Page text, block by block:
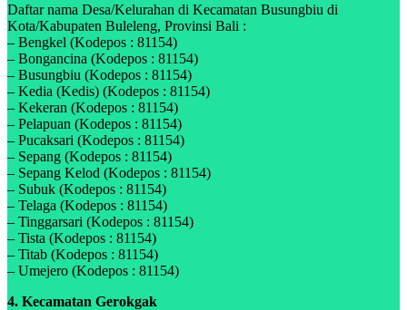
Daftar nama Desa/Kelurahan di Kecamatan Busungbiu di
Kota/Kabupaten Buleleng, Provinsi Bali :
– Bengkel (Kodepos : 81154)
– Bongancina (Kodepos : 81154)
– Busungbiu (Kodepos : 81154)
– Kedia (Kedis) (Kodepos : 81154)
– Kekeran (Kodepos : 81154)
– Pelapuan (Kodepos : 81154)
– Pucaksari (Kodepos : 81154)
– Sepang (Kodepos : 81154)
– Sepang Kelod (Kodepos : 81154)
– Subuk (Kodepos : 81154)
– Telaga (Kodepos : 81154)
– Tinggarsari (Kodepos : 81154)
– Tista (Kodepos : 81154)
– Titab (Kodepos : 81154)
– Umejero (Kodepos : 81154)
4. Kecamatan Gerokgak